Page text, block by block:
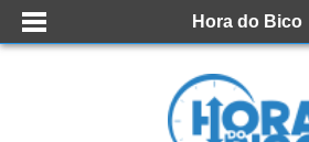
Hora do Bico